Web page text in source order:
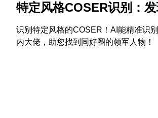
特定风格COSER识别：
识别特定风格的COSER！AI能精准识
内大佬，助您找到同好圈的领军人物！